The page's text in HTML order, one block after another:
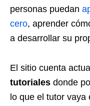
personas puedan
cero, aprender
a desarrollar su
El sitio cuenta
tutoriales donde
lo que el tutor